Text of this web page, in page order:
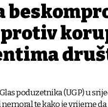
poduzetnika (UGP) u
te kako je vrijeme da